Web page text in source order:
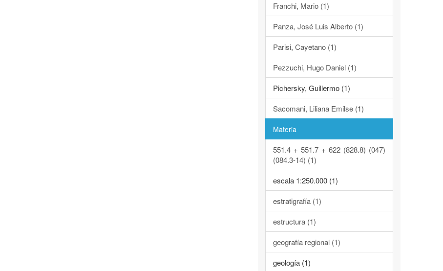
Franchi, Mario (1)
Panza, José Luis Alberto (1)
Parisi, Cayetano (1)
Pezzuchi, Hugo Daniel (1)
Pichersky, Guillermo (1)
Sacomani, Liliana Emilse (1)
Materia
551.4 + 551.7 + 622 (828.8) (047)
(084.3-14) (1)
escala 1:250.000 (1)
estratigrafía (1)
estructura (1)
geografía regional (1)
geología (1)